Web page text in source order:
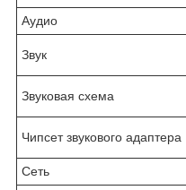
Аудио
Звук
Звуковая схема
Чипсет звукового адаптера
Сеть